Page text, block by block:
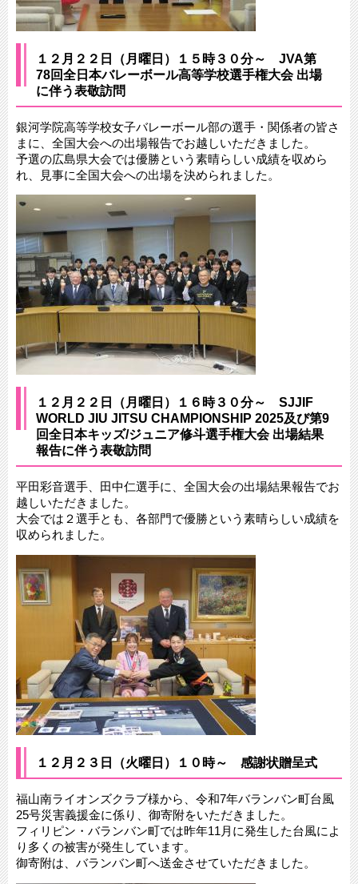
１２月２２日（月曜日）１５時３０分～ JVA第
78回全日本バレーボール高等学校選手権大会 出場
に伴う表敬訪問
銀河学院高等学校女子バレーボール部の選手・関係者の皆さ
まに、全国大会への出場報告でお越しいただきました。
予選の広島県大会では優勝という素晴らしい成績を収めら
れ、見事に全国大会への出場を決められました。
１２月２２日（月曜日）１６時３０分～ SJJIF
WORLD JIU JITSU CHAMPIONSHIP 2025及び第9
回全日本キッズ/ジュニア修斗選手権大会 出場結果
報告に伴う表敬訪問
平田彩音選手、田中仁選手に、全国大会の出場結果報告でお
越しいただきました。
大会では２選手とも、各部門で優勝という素晴らしい成績を
収められました。
１２月２３日（火曜日）１０時～ 感謝状贈呈式
福山南ライオンズクラブ様から、令和7年バランバン町台風
25号災害義援金に係り、御寄附をいただきました。
フィリピン・バランバン町では昨年11月に発生した台風によ
り多くの被害が発生しています。
御寄附は、バランバン町へ送金させていただきました。